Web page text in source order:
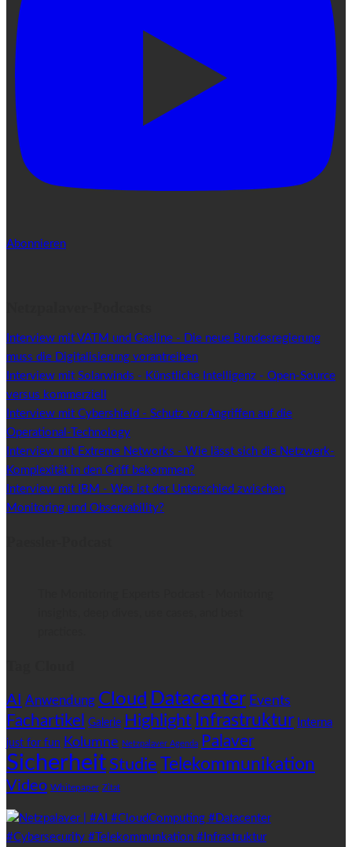
Abonnieren
Interview mit VATM und Gasline - Die neue Bundesregierung
muss die Digitalisierung vorantreiben
Interview mit Solarwinds - Künstliche Intelligenz - Open-Source
versus kommerziell
Interview mit Cybershield - Schutz vor Angriffen auf die
Operational-Technology
Interview mit Extreme Networks - Wie lässt sich die Netzwerk-
Komplexität in den Griff bekommen?
Interview mit IBM - Was ist der Unterschied zwischen
Monitoring und Observability?
AI Anwendung Cloud Datacenter Events
Fachartikel Galerie Highlight Infrastruktur Interna
just for fun Kolumne Netzpalaver Agenda Palaver
Sicherheit Studie Telekommunikation
Video Whitepaper Zitat